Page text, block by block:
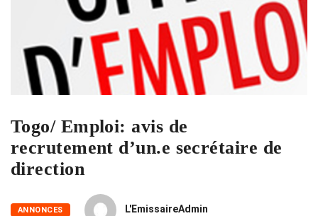
Togo/ Emploi: avis de
recrutement d’un.e secrétaire de
direction
ANNONCES L'EmissaireAdmin